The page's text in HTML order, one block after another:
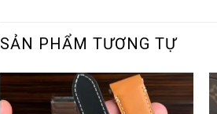
SẢN PHẨM TƯƠNG TỰ